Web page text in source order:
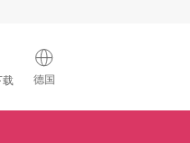
德国